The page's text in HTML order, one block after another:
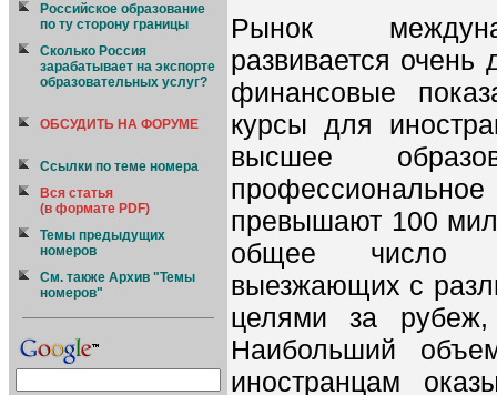
Российское образование
по ту сторону границы
Сколько Россия
зарабатывает на экспорте
образовательных услуг?
ОБСУДИТЬ НА ФОРУМЕ
Ссылки по теме номера
Вся статья
(в формате PDF)
Темы предыдущих
номеров
См. также Архив "Темы
номеров"
Рынок
развивается
финансовые
курсы для
высшее
превышают 100
общее число
выезжающих с
целями за рубеж,
Наибольший
иностранцам